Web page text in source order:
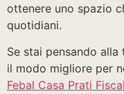
ottenere uno spazio
quotidiani.
Se stai pensando
il modo migliore per
Febal Casa Prati